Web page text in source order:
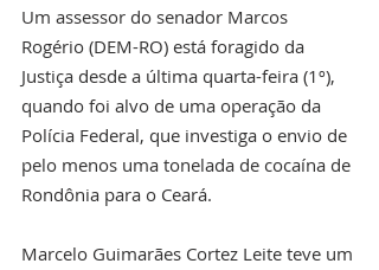
Um assessor do senador Marcos
Rogério (DEM-RO) está foragido da
Justiça desde a última quarta-feira (1º),
quando foi alvo de uma operação da
Polícia Federal, que investiga o envio de
pelo menos uma tonelada de cocaína de
Rondônia para o Ceará.
Marcelo Guimarães Cortez Leite teve um